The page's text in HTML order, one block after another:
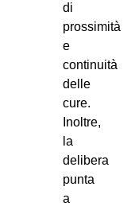
di
prossimità
e
continuità
delle
cure.
Inoltre,
la
delibera
punta
a